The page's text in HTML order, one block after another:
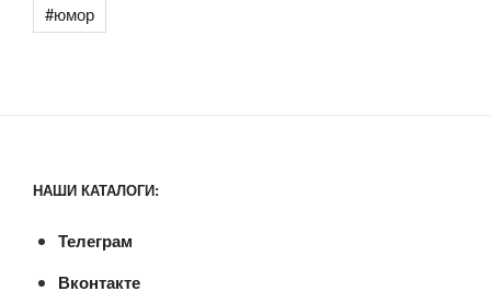
#юмор
НАШИ КАТАЛОГИ:
Телеграм
Вконтакте